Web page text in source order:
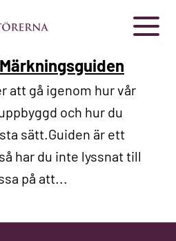
att gå igenom hur vår
och hur du
sätt.Guiden är ett
har du inte lyssnat till
på att...